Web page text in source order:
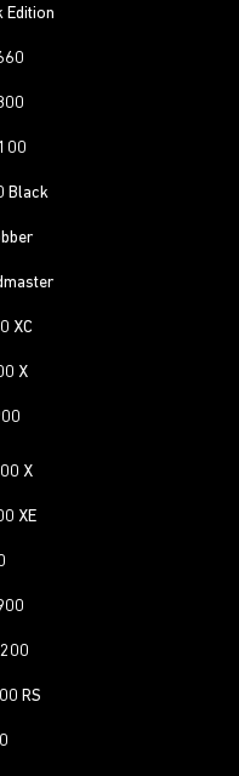
Edition
Black
XC
X
X
XE
RS